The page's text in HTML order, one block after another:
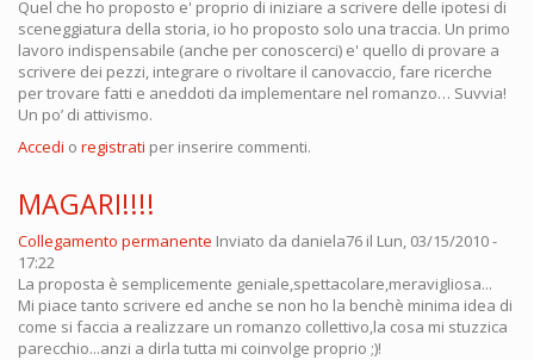
Quel che ho proposto e' proprio di iniziare a scrivere delle ipotesi di
sceneggiatura della storia, io ho proposto solo una traccia. Un primo
lavoro indispensabile (anche per conoscerci) e' quello di provare a
scrivere dei pezzi, integrare o rivoltare il canovaccio, fare ricerche
per trovare fatti e aneddoti da implementare nel romanzo… Suvvia!
Un po’ di attivismo.
Accedi o registrati per inserire commenti.
MAGARI!!!!
Collegamento permanente Inviato da daniela76 il Lun, 03/15/2010 -
17:22
La proposta è semplicemente geniale,spettacolare,meravigliosa...
Mi piace tanto scrivere ed anche se non ho la benchè minima idea di
come si faccia a realizzare un romanzo collettivo,la cosa mi stuzzica
parecchio...anzi a dirla tutta mi coinvolge proprio ;)!